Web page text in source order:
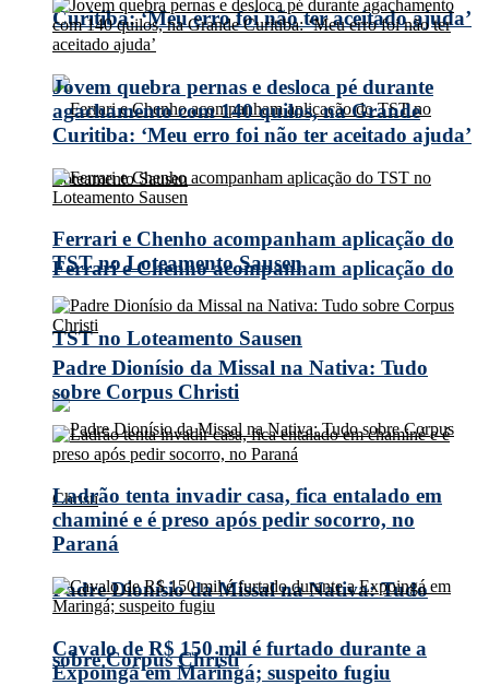
Curitiba: ‘Meu erro foi não ter aceitado ajuda’
Ferrari e Chenho acompanham aplicação do
TST no Loteamento Sausen
Padre Dionísio da Missal na Nativa: Tudo
sobre Corpus Christi
Jovem quebra pernas e desloca pé durante
agachamento com 140 quilos, na Grande
Curitiba: ‘Meu erro foi não ter aceitado ajuda’
Ferrari e Chenho acompanham aplicação do
TST no Loteamento Sausen
Padre Dionísio da Missal na Nativa: Tudo
sobre Corpus Christi
Ladrão tenta invadir casa, fica entalado em
chaminé e é preso após pedir socorro, no
Paraná
Cavalo de R$ 150 mil é furtado durante a
Expoingá em Maringá; suspeito fugiu